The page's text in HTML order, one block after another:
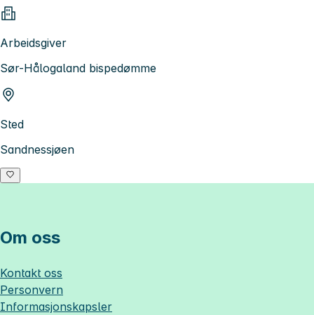
Arbeidsgiver
Sør-Hålogaland bispedømme
Sted
Sandnessjøen
Om oss
Kontakt oss
Personvern
Informasjonskapsler